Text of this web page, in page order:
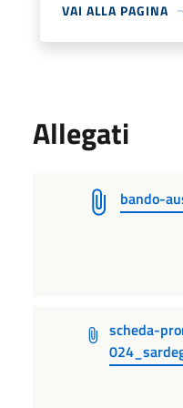
VAI ALLA PAGINA
Allegati
bando-
scheda-